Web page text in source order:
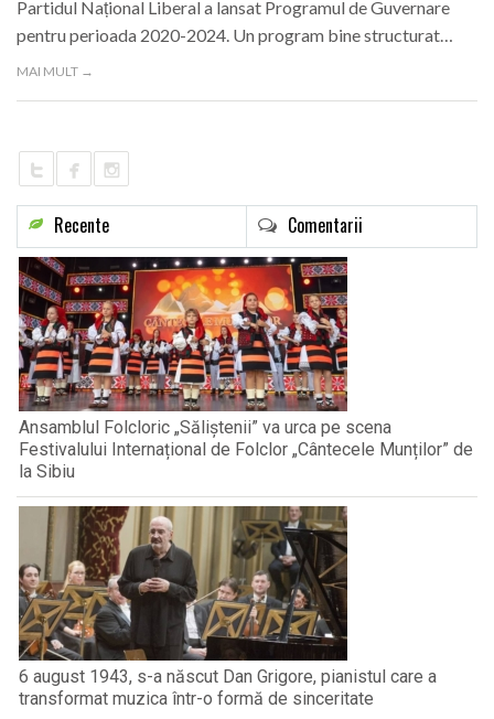
Partidul Național Liberal a lansat Programul de Guvernare
pentru perioada 2020-2024. Un program bine structurat…
MAI MULT →
Recente Comentarii
Ansamblul Folcloric „Săliștenii” va urca pe scena
Festivalului Internațional de Folclor „Cântecele Munților” de
la Sibiu
6 august 1943, s-a născut Dan Grigore, pianistul care a
transformat muzica într-o formă de sinceritate